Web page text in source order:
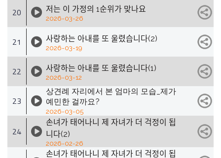
20 저는 이 가정의 1순위가 맞나요
2026-03-26
21 사랑하는 아내를 또 울렸습니다(2)
2026-03-19
22 사랑하는 아내를 또 울렸습니다(1)
2026-03-12
23
상견례 자리에서 본 엄마의 모습_제가
예민한 걸까요?
2026-03-05
24
손녀가 태어나니 제 자녀가 더 걱정이 됩
니다(2)
2026-02-26
손녀가 태어나니 제 자녀가 더 걱정이 됩